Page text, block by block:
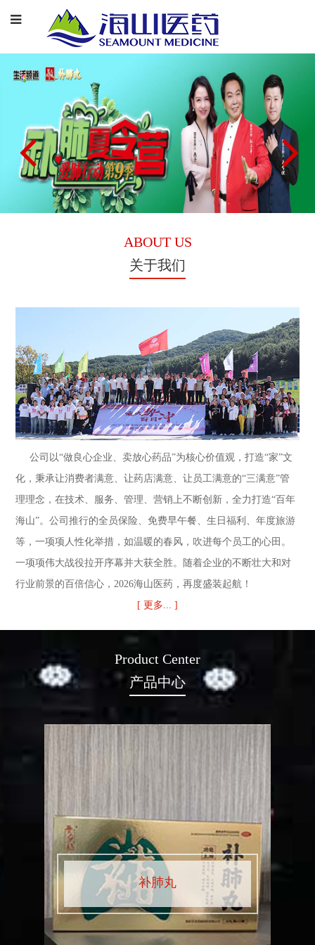
ABOUT US
关于我们
公司以“做良心企业、卖放心药品”为核心价值观，打造“家”文
化，秉承让消费者满意、让药店满意、让员工满意的“三满意”管
理理念，在技术、服务、管理、营销上不断创新，全力打造“百年
海山”。公司推行的全员保险、免费早午餐、生日福利、年度旅游
等，一项项人性化举措，如温暖的春风，吹进每个员工的心田。
一项项伟大战役拉开序幕并大获全胜。随着企业的不断壮大和对
行业前景的百倍信心，2026海山医药，再度盛装起航！
[ 更多... ]
Product Center
产品中心
补肺丸